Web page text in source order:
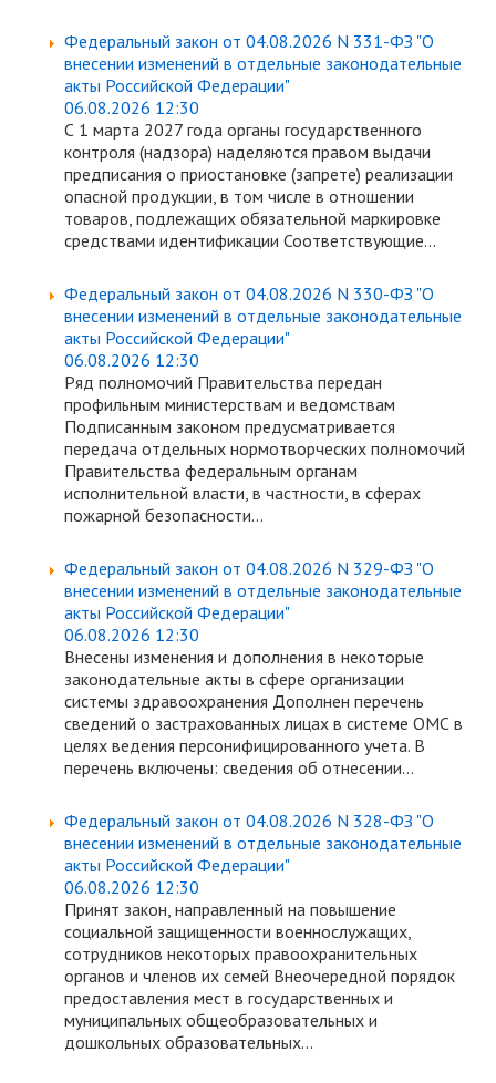
Федеральный закон от 04.08.2026 N 331-ФЗ "О
внесении изменений в отдельные законодательные
акты Российской Федерации"
06.08.2026 12:30
С 1 марта 2027 года органы государственного
контроля (надзора) наделяются правом выдачи
предписания о приостановке (запрете) реализации
опасной продукции, в том числе в отношении
товаров, подлежащих обязательной маркировке
средствами идентификации Соответствующие...
Федеральный закон от 04.08.2026 N 330-ФЗ "О
внесении изменений в отдельные законодательные
акты Российской Федерации"
06.08.2026 12:30
Ряд полномочий Правительства передан
профильным министерствам и ведомствам
Подписанным законом предусматривается
передача отдельных нормотворческих полномочий
Правительства федеральным органам
исполнительной власти, в частности, в сферах
пожарной безопасности...
Федеральный закон от 04.08.2026 N 329-ФЗ "О
внесении изменений в отдельные законодательные
акты Российской Федерации"
06.08.2026 12:30
Внесены изменения и дополнения в некоторые
законодательные акты в сфере организации
системы здравоохранения Дополнен перечень
сведений о застрахованных лицах в системе ОМС в
целях ведения персонифицированного учета. В
перечень включены: сведения об отнесении...
Федеральный закон от 04.08.2026 N 328-ФЗ "О
внесении изменений в отдельные законодательные
акты Российской Федерации"
06.08.2026 12:30
Принят закон, направленный на повышение
социальной защищенности военнослужащих,
сотрудников некоторых правоохранительных
органов и членов их семей Внеочередной порядок
предоставления мест в государственных и
муниципальных общеобразовательных и
дошкольных образовательных...